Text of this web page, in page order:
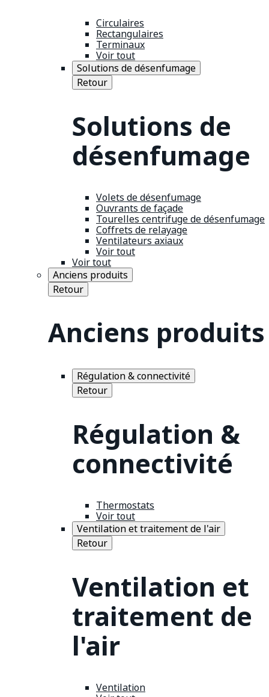
Circulaires
Rectangulaires
Terminaux
Voir tout
Solutions de désenfumage
Retour
Solutions de
désenfumage
Volets de désenfumage
Ouvrants de façade
Tourelles centrifuge de désenfumage
Coffrets de relayage
Ventilateurs axiaux
Voir tout
Voir tout
Anciens produits
Retour
Anciens produits
Régulation & connectivité
Retour
Régulation &
connectivité
Thermostats
Voir tout
Ventilation et traitement de l'air
Retour
Ventilation et
traitement de
l'air
Ventilation